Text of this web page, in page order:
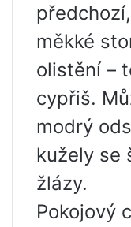
měkké
olistění –
cypřiš.
modrý
kužely se
žlázy.
Pokojový